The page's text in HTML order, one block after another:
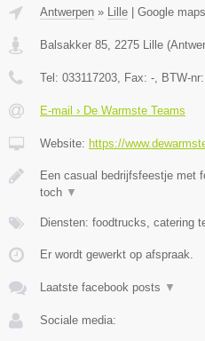
Antwerpen » Lille Google maps
Balsakker 85, 2275 Lille (
Tel: 033117203, Fax: -, BTW-nr:
E-mail › De Warmste Teams
Website: https://
Een casual bedrijfsfeestje met
toch ▼
Diensten: foodtrucks, catering
Er wordt gewerkt op afspraak.
Laatste facebook posts ▼
Sociale media: